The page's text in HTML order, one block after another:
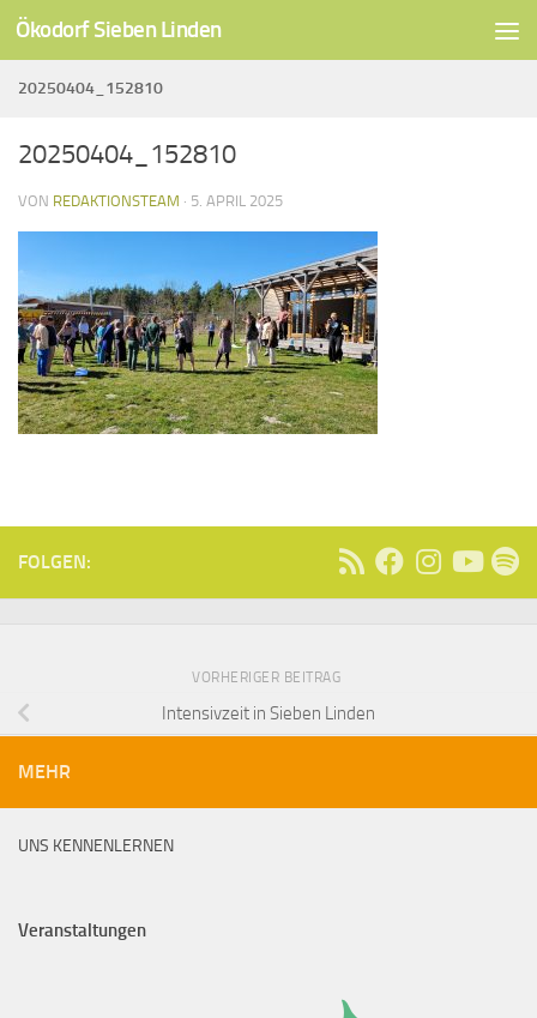
Unter dem Inhalt
Ökodorf Sieben Linden
20250404_152810
20250404_152810
VON REDAKTIONSTEAM · 5. APRIL 2025
FOLGEN:
VORHERIGER BEITRAG
Intensivzeit in Sieben Linden
MEHR
UNS KENNENLERNEN
Veranstaltungen